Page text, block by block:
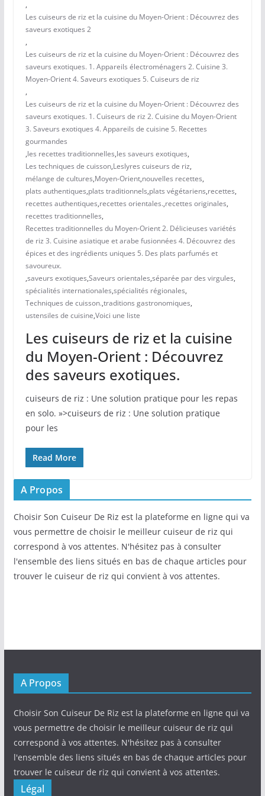
,
Les cuiseurs de riz et la cuisine du Moyen-Orient : Découvrez des
saveurs exotiques 2
,
Les cuiseurs de riz et la cuisine du Moyen-Orient : Découvrez des
saveurs exotiques. 1. Appareils électroménagers 2. Cuisine 3.
Moyen-Orient 4. Saveurs exotiques 5. Cuiseurs de riz
,
Les cuiseurs de riz et la cuisine du Moyen-Orient : Découvrez des
saveurs exotiques. 1. Cuiseurs de riz 2. Cuisine du Moyen-Orient
3. Saveurs exotiques 4. Appareils de cuisine 5. Recettes
gourmandes
,les recettes traditionnelles,les saveurs exotiques,
Les techniques de cuisson,Leslyres cuiseurs de riz,
mélange de cultures,Moyen-Orient,nouvelles recettes,
plats authentiques,plats traditionnels,plats végétariens,recettes,
recettes authentiques,recettes orientales.,recettes originales,
recettes traditionnelles,
Recettes traditionnelles du Moyen-Orient 2. Délicieuses variétés
de riz 3. Cuisine asiatique et arabe fusionnées 4. Découvrez des
épices et des ingrédients uniques 5. Des plats parfumés et
savoureux.
,saveurs exotiques,Saveurs orientales,séparée par des virgules,
spécialités internationales,spécialités régionales,
Techniques de cuisson.,traditions gastronomiques,
ustensiles de cuisine,Voici une liste
Les cuiseurs de riz et la cuisine
du Moyen-Orient : Découvrez
des saveurs exotiques.
cuiseurs de riz : Une solution pratique pour les repas
en solo. »>cuiseurs de riz : Une solution pratique
pour les
Read More
A Propos
Choisir Son Cuiseur De Riz est la plateforme en ligne qui va
vous permettre de choisir le meilleur cuiseur de riz qui
correspond à vos attentes. N'hésitez pas à consulter
l'ensemble des liens situés en bas de chaque articles pour
trouver le cuiseur de riz qui convient à vos attentes.
A Propos
Choisir Son Cuiseur De Riz est la plateforme en ligne qui va
vous permettre de choisir le meilleur cuiseur de riz qui
correspond à vos attentes. N'hésitez pas à consulter
l'ensemble des liens situés en bas de chaque articles pour
trouver le cuiseur de riz qui convient à vos attentes.
Légal